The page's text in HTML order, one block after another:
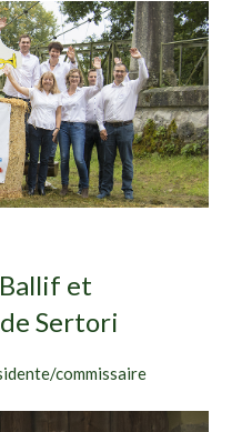
et
Sertori
commissaire